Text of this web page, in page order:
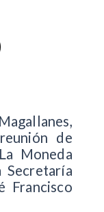
de
Moneda
Francisco